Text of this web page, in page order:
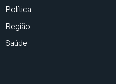
Política
Região
Saúde